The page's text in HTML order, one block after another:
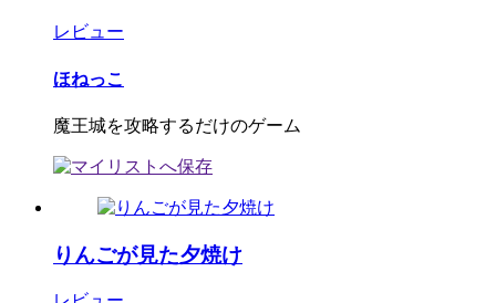
レビュー
ほねっこ
魔王城を攻略するだけのゲーム
りんごが見た夕焼け